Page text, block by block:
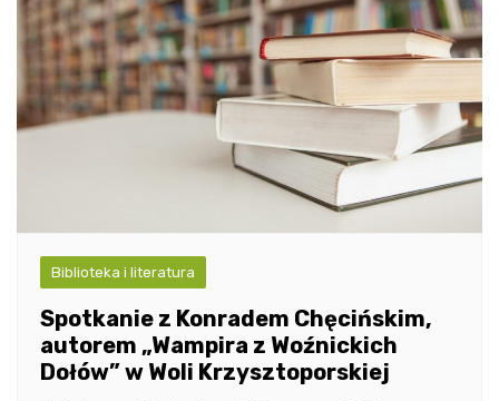
Biblioteka i literatura
Spotkanie z Konradem Chęcińskim,
autorem „Wampira z Woźnickich
Dołów” w Woli Krzysztoporskiej